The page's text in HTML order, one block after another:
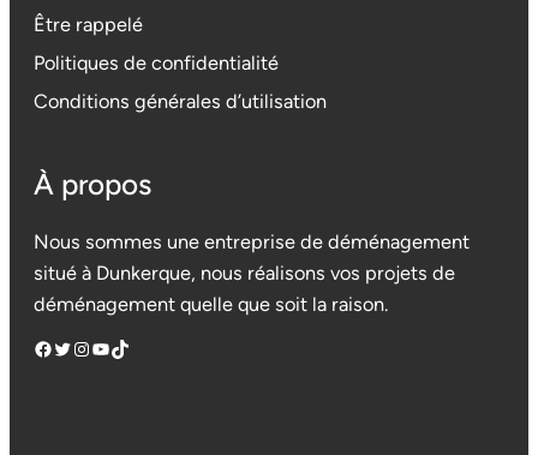
Être rappelé
Politiques de confidentialité
Conditions générales d’utilisation
À propos
Nous sommes une entreprise de déménagement
situé à Dunkerque, nous réalisons vos projets de
déménagement quelle que soit la raison.